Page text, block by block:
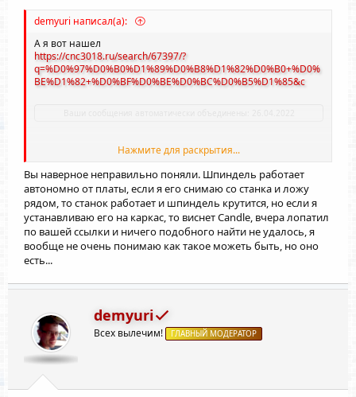
demyuri написал(а):
А я вот нашел
https://cnc3018.ru/search/67397/?
q=%D0%97%D0%B0%D1%89%D0%B8%D1%82%D0%B0+%D0%
BE%D1%82+%D0%BF%D0%BE%D0%BC%D0%B5%D1%85&c
А если совместно, то не работают. Устраняйте поме
Нажмите для раскрытия...
Вы наверное неправильно поняли. Шпиндель работает
автономно от платы, если я его снимаю со станка и ложу
рядом, то станок работает и шпиндель крутится, но если я
устанавливаю его на каркас, то виснет Сandle, вчера лопатил
по вашей ссылки и ничего подобного найти не удалось, я
вообще не очень понимаю как такое можеть быть, но оно
есть...
demyuri
Всех вылечим! ГЛАВНЫЙ МОДЕРАТОР